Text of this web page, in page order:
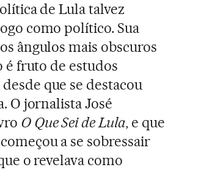
de Lula talvez
como político. Sua
ângulos mais obscuros
é fruto de estudos
que se destacou
O jornalista José
O Que Sei de Lula, e que
a se sobressair
o revelava como